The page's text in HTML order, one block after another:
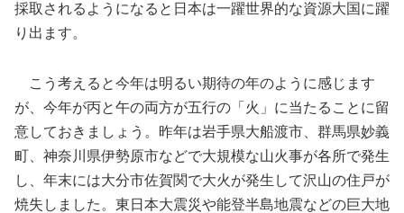
採取されるようになると日本は一躍世界的な資源大国に躍
り出ます。
こう考えると今年は明るい期待の年のように感じます
が、今年が丙と午の両方が五行の「火」に当たることに留
意しておきましょう。昨年は岩手県大船渡市、群馬県妙義
町、神奈川県伊勢原市などで大規模な山火事が各所で発生
し、年末には大分市佐賀関で大火が発生して沢山の住戸が
焼失しました。東日本大震災や能登半島地震などの巨大地